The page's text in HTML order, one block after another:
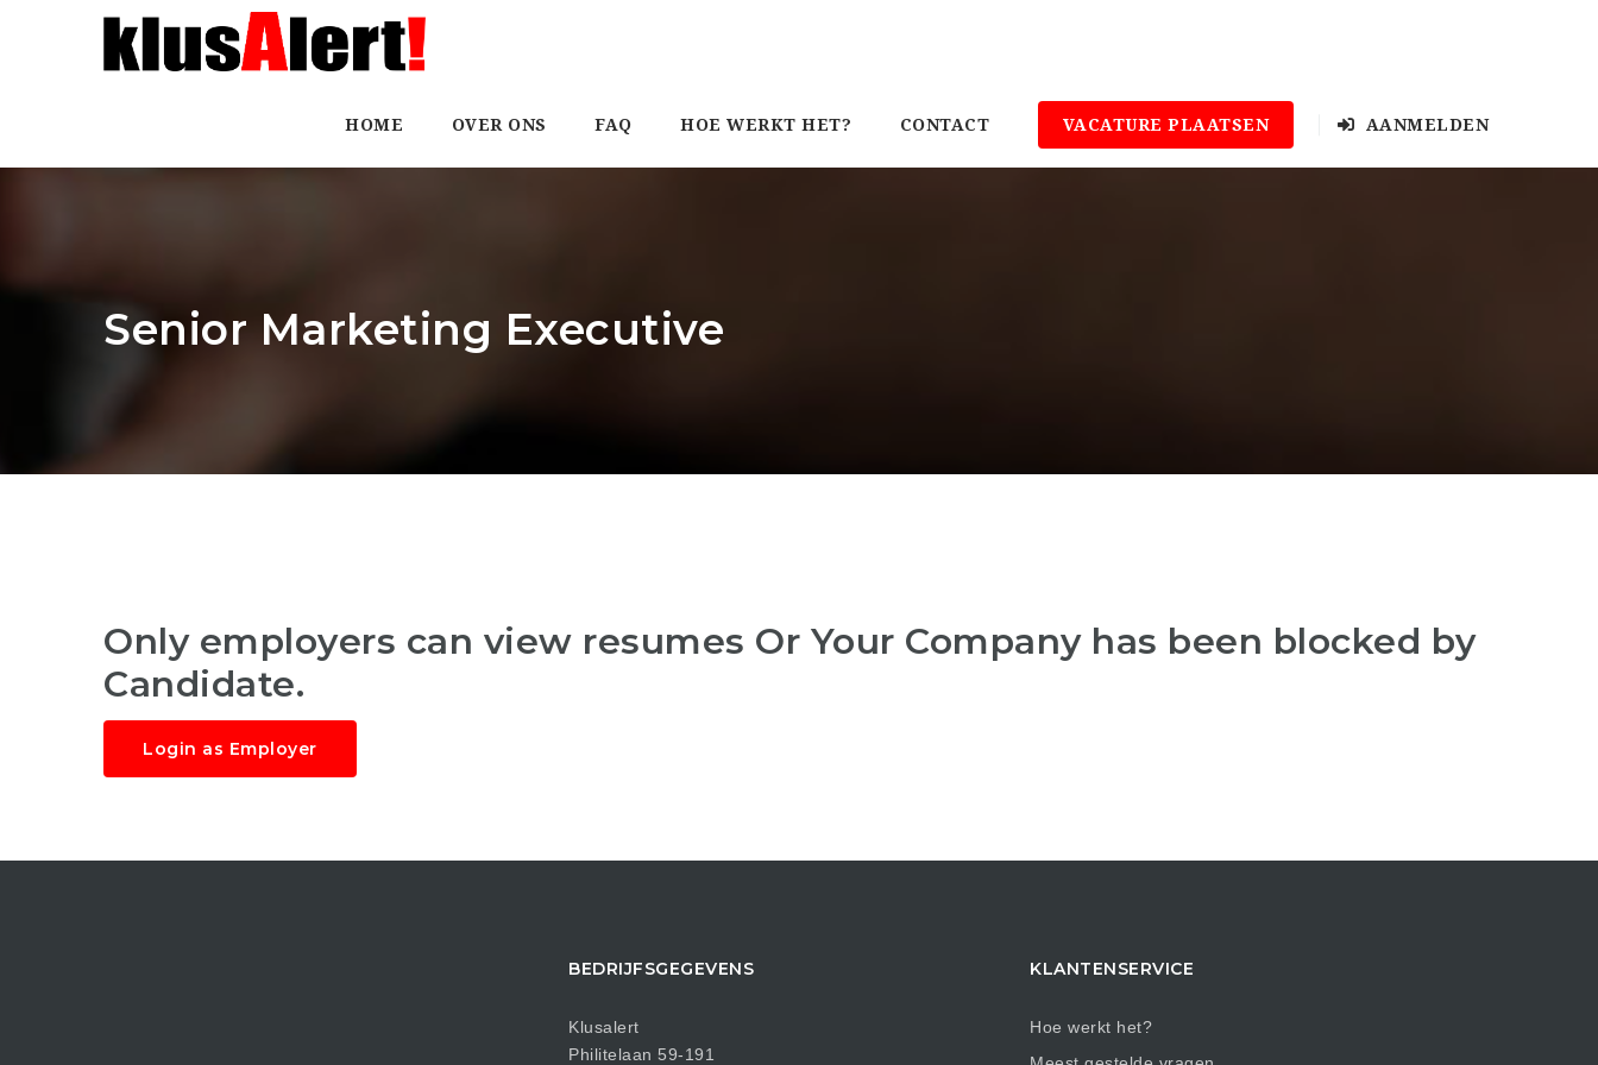
HOME OVER ONS FAQ HOE WERKT HET? CONTACT VACATURE PLAATSEN AANMELDEN
Senior Marketing Executive
Only employers can view resumes Or Your Company has been blocked by
Candidate.
Login as Employer
BEDRIJFSGEGEVENS
Klusalert
Philitelaan 59-191
KLANTENSERVICE
Hoe werkt het?